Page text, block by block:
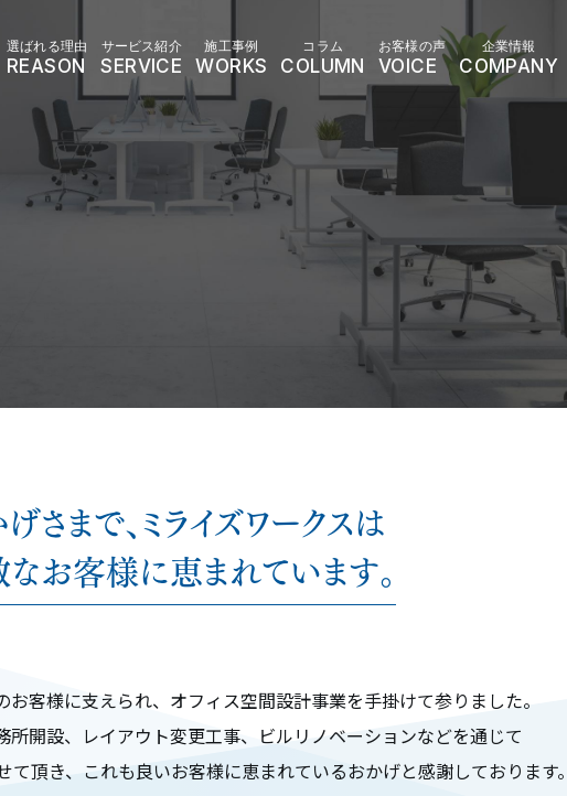
選ばれる理由
REASON
サービス紹介
SERVICE
施工事例
WORKS
コラム
COLUMN
お客様の声
VOICE
企業情報
COMPANY
さまで、ミライズワークスは
お客様に恵まれています。
お客様に支えられ、オフィス空間設計事業を手掛けて参りました。
所開設、レイアウト変更工事、ビルリノベーションなどを通じて
頂き、これも良いお客様に恵まれているおかげと感謝しております。